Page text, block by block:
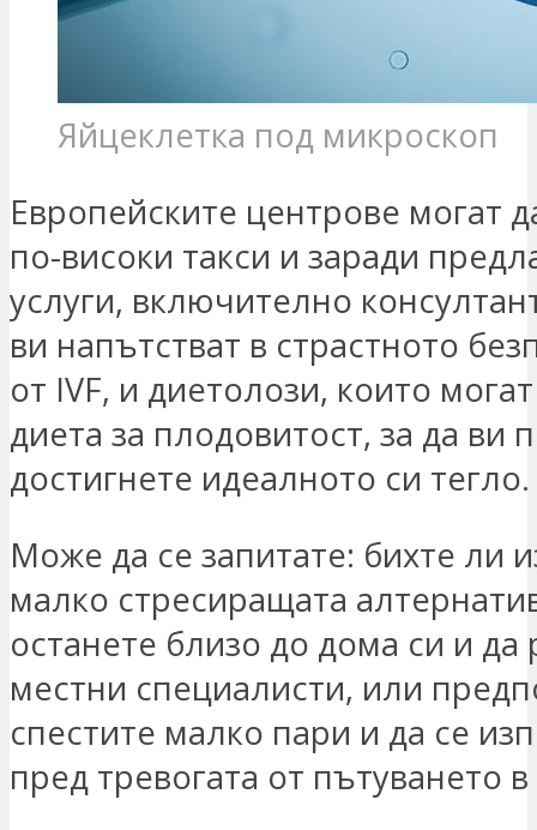
Яйцеклетка под микроскоп
Европейските центрове могат
по-високи такси и заради
услуги, включително
ви напътстват в страстното
от IVF, и диетолози, които
диета за плодовитост, за да ви
достигнете идеалното си тегло.
Може да се запитате: бихте ли
малко стресиращата
останете близо до дома си и да
местни специалисти, или
спестите малко пари и да се
пред тревогата от пътуването